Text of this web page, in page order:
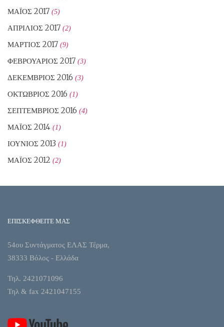
ΜΆΙΟΣ 2017 (5)
ΑΠΡΊΛΙΟΣ 2017 (2)
ΜΆΡΤΙΟΣ 2017 (9)
ΦΕΒΡΟΥΆΡΙΟΣ 2017 (3)
ΔΕΚΈΜΒΡΙΟΣ 2016 (3)
ΟΚΤΏΒΡΙΟΣ 2016 (1)
ΣΕΠΤΈΜΒΡΙΟΣ 2016 (4)
ΜΆΙΟΣ 2014 (1)
ΙΟΎΝΙΟΣ 2013 (1)
ΜΆΙΟΣ 2012 (2)
ΕΠΙΣΚΕΦΘΕΙΤΕ ΜΑΣ
54ου Συντάγματος ΕΛΑΣ Τέρμα,
38333 Βόλος - Ελλάδα
Τηλ. 2421071096
Τηλ & fax 2421047155